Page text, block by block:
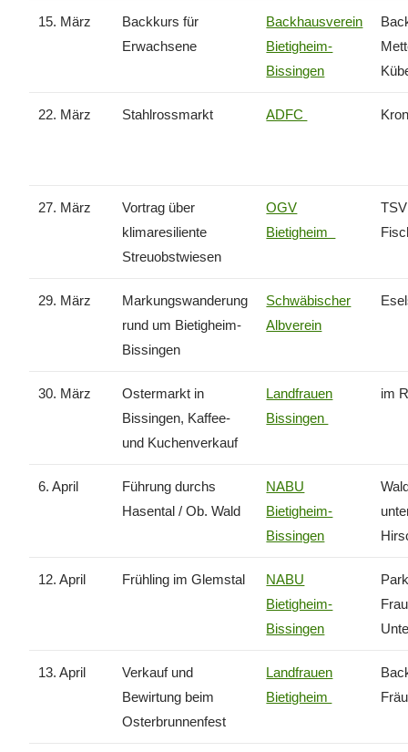
15. März
Backkurs für
Erwachsene
Backhausverein
Bietigheim-
Bissingen
22. März Stahlrossmarkt ADFC
27. März
Vortrag über
klimaresiliente
Streuobstwiesen
OGV
Bietigheim
29. März
Markungswanderung
rund um Bietigheim-
Bissingen
Schwäbischer
Albverein
30. März
Ostermarkt in
Bissingen, Kaffee-
und Kuchenverkauf
Landfrauen
Bissingen
im
6. April
Führung durchs
Hasental / Ob. Wald
NABU
Bietigheim-
Bissingen
12. April Frühling im Glemstal
NABU
Bietigheim-
Bissingen
13. April
Verkauf und
Bewirtung beim
Osterbrunnenfest
Landfrauen
Bietigheim